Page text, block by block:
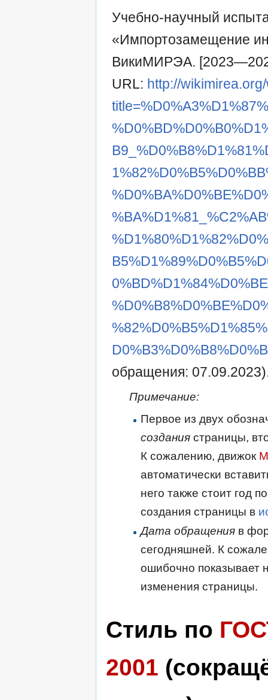
Учебно-научный
«Импортозамещение
ВикиМИРЭА.
URL: http://
обращения:
Примечание:
Первое из двух
созданиястраницы,
К сожалению, движок
автоматически
него также стоит год
создания страницы в
Дата обращенияв
сегодняшней. К
ошибочно показывает
изменения страницы.
Стиль по
2001